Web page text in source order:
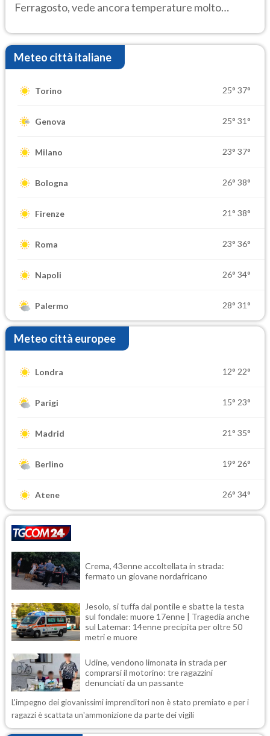
Ferragosto, vede ancora temperature molto
Meteo città italiane
Torino 25° 37°
Genova 25° 31°
Milano 23° 37°
Bologna 26° 38°
Firenze 21° 38°
Roma 23° 36°
Napoli 26° 34°
Palermo 28° 31°
Meteo città europee
Londra 12° 22°
Parigi 15° 23°
Madrid 21° 35°
Berlino 19° 26°
Atene 26° 34°
Crema, 43enne accoltellata in strada:
fermato un giovane nordafricano
Jesolo, si tuffa dal pontile e sbatte la testa
sul fondale: muore 17enne | Tragedia anche
sul Latemar: 14enne precipita per oltre 50
metri e muore
Udine, vendono limonata in strada per
comprarsi il motorino: tre ragazzini
denunciati da un passante
L'impegno dei giovanissimi imprenditori non è stato premiato e per i
ragazzi è scattata un'ammonizione da parte dei vigili